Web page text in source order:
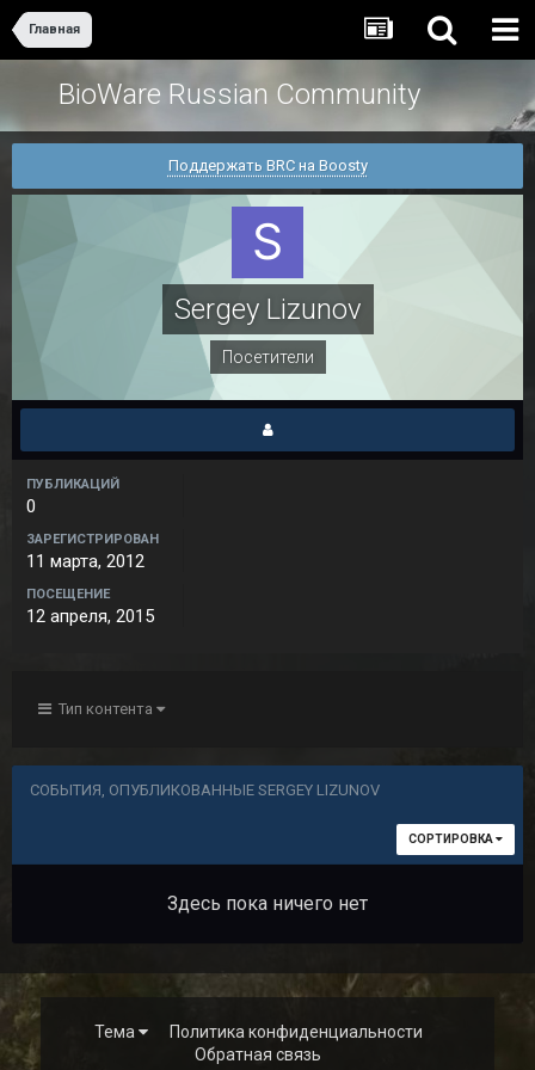
Главная
BioWare Russian Community
Поддержать BRC на Boosty
Sergey Lizunov
Посетители
ПУБЛИКАЦИЙ
0
ЗАРЕГИСТРИРОВАН
11 марта, 2012
ПОСЕЩЕНИЕ
12 апреля, 2015
Тип контента
СОБЫТИЯ, ОПУБЛИКОВАННЫЕ SERGEY LIZUNOV
СОРТИРОВКА
Здесь пока ничего нет
Тема
Политика конфиденциальности
Обратная связь